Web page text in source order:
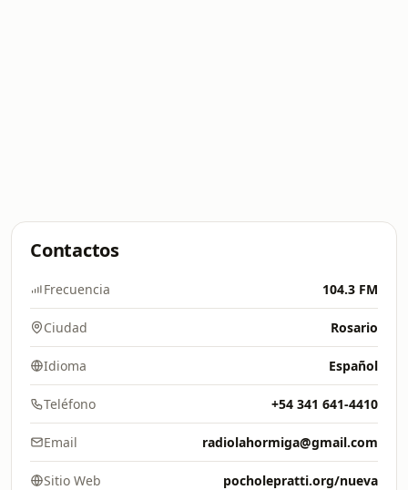
Contactos
Frecuencia 104.3 FM
Ciudad Rosario
Idioma Español
Teléfono +54 341 641-4410
Email radiolahormiga@gmail.com
Sitio Web pocholepratti.org/nueva